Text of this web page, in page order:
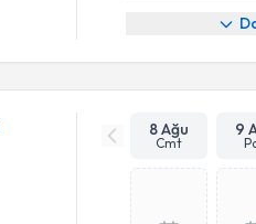
8 Ağu
Cmt
9